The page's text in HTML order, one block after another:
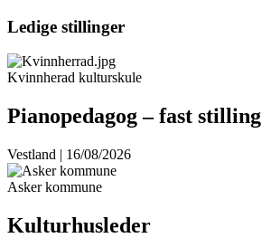
Ledige stillinger
Kvinnherad kulturskule
Pianopedagog – fast stilling
Vestland | 16/08/2026
Asker kommune
Kulturhusleder